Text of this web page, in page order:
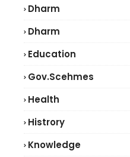
Dharm
Dharm
Education
Gov.scehmes
Health
Histrory
Knowledge